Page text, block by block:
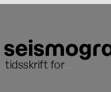
tidsskrift for...